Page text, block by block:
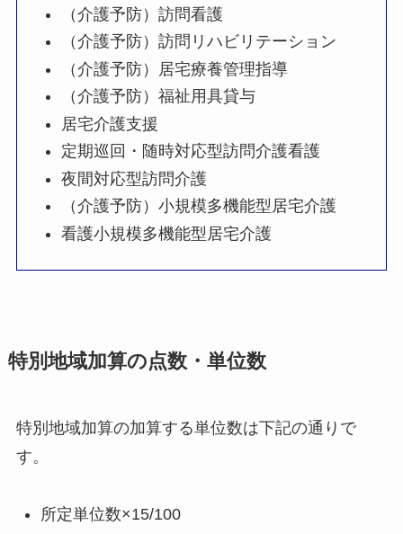
（介護予防）訪問看護
（介護予防）訪問リハビリテーション
（介護予防）居宅療養管理指導
（介護予防）福祉用具貸与
居宅介護支援
定期巡回・随時対応型訪問介護看護
夜間対応型訪問介護
（介護予防）小規模多機能型居宅介護
看護小規模多機能型居宅介護
特別地域加算の点数・単位数
特別地域加算の加算する単位数は下記の通りで
す。
所定単位数×15/100